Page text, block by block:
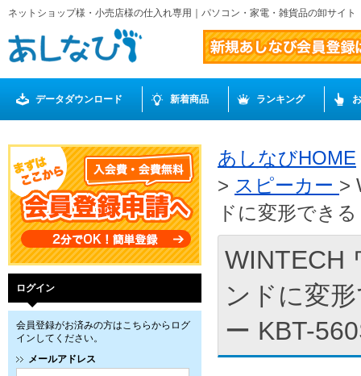
ネットショップ様・小売店様の仕入れ専用｜パソコン・家電・雑貨品の卸サイ
データダウンロード 新着商品 ランキング
ログイン
会員登録がお済みの方はこちらからログ
インしてください。
メールアドレス
あしなびHOME
> スピーカー >
ドに変形でき
WINTECH
ンドに変
ー KBT-